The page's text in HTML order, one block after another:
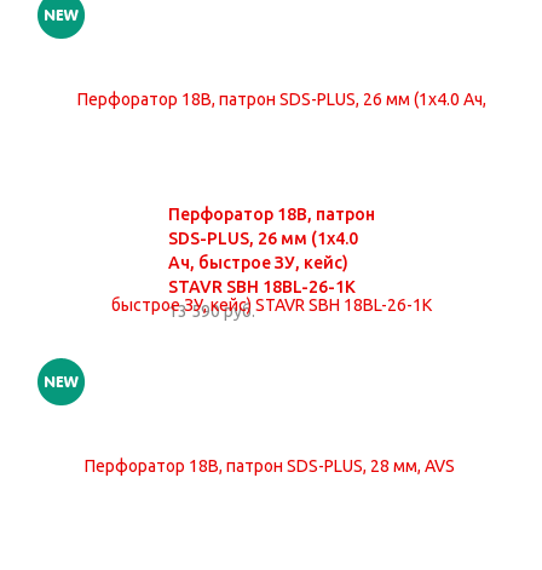
Перфоратор 18В, патрон
SDS-PLUS, 26 мм (1х4.0
Ач, быстрое ЗУ, кейс)
STAVR SBH 18BL-26-1K
13 590 руб.